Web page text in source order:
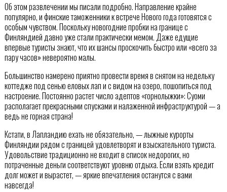
Об этом развлечении мы писали подробно. Направление крайне
популярно, и финские таможенники к встрече Нового года готовятся с
особым чувством. Поскольку новогодние пробки на границе с
Финляндией давно уже стали практически мемом. Даже едущие
впервые туристы знают, что их шансы проскочить быстро или «всего за
пару часов» невероятно малы.
Большинство намерено приятно провести время в снятом на недельку
коттедже под сенью еловых лап и с видом на озеро, пошопиться под
настроение. Постоянно растет число адептов «горнолыжки»: Суоми
располагает прекрасными спусками и налаженной инфраструктурой — а
ведь не горная страна!
Кстати, в Лапландию ехать не обязательно, — лыжные курорты
Финляндии рядом с границей удовлетворят и взыскательного туриста.
Удовольствие традиционно не входит в список недорогих, но
потраченные деньги соответствуют уровню отдыха. Если взять кредит
долг может и вырастет, — яркие впечатления останутся с вами
навсегда!